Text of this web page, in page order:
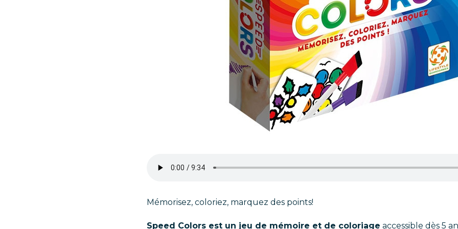
Mémorisez, coloriez, marquez des points!
Speed Colors est un jeu de mémoire et de coloriage accessible dès 5